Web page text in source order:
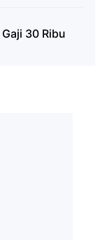
30 Ribu